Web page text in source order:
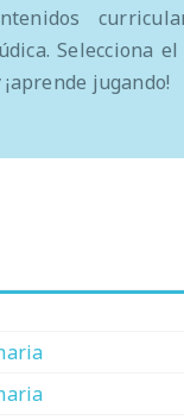
Selecciona
jugando!